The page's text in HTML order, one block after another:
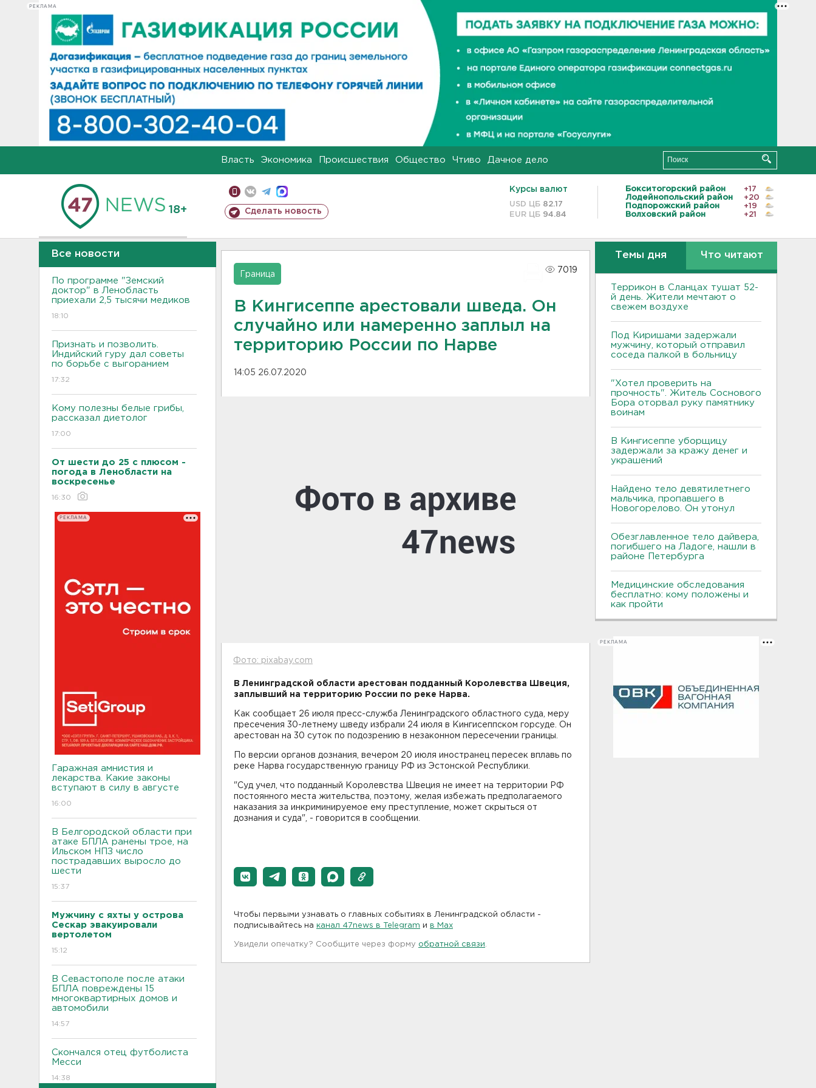
РЕКЛАМА
Власть Экономика Происшествия Общество Чтиво Дачное дело
18+ Сделать новость
Курсы валют
USD ЦБ 82.17
EUR ЦБ 94.84
Бокситогорский район
+17
Лодейнопольский район
+20
Подпорожский район
+19
Волховский район
+21
Все новости
По программе "Земский
доктор" в Ленобласть
приехали 2,5 тысячи медиков
18:10
Признать и позволить.
Индийский гуру дал советы
по борьбе с выгоранием
17:32
Кому полезны белые грибы,
рассказал диетолог
17:00
От шести до 25 с плюсом -
погода в Ленобласти на
воскресенье
16:30
РЕКЛАМА
Гаражная амнистия и
лекарства. Какие законы
вступают в силу в августе
16:00
В Белгородской области при
атаке БПЛА ранены трое, на
Ильском НПЗ число
пострадавших выросло до
шести
15:37
Мужчину с яхты у острова
Сескар эвакуировали
вертолетом
15:12
В Севастополе после атаки
БПЛА повреждены 15
многоквартирных домов и
автомобили
14:57
Скончался отец футболиста
Месси
14:38
Граница
7019
В Кингисеппе арестовали шведа. Он
случайно или намеренно заплыл на
территорию России по Нарве
14:05 26.07.2020
Фото: pixabay.com
В Ленинградской области арестован подданный Королевства Швеция,
заплывший на территорию России по реке Нарва.
Как сообщает 26 июля пресс-служба Ленинградского областного суда, меру
пресечения 30-летнему шведу избрали 24 июля в Кингисеппском горсуде. Он
арестован на 30 суток по подозрению в незаконном пересечении границы.
По версии органов дознания, вечером 20 июля иностранец пересек вплавь по
реке Нарва государственную границу РФ из Эстонской Республики.
"Суд учел, что подданный Королевства Швеция не имеет на территории РФ
постоянного места жительства, поэтому, желая избежать предполагаемого
наказания за инкриминируемое ему преступление, может скрыться от
дознания и суда", - говорится в сообщении.
Чтобы первыми узнавать о главных событиях в Ленинградской области -
подписывайтесь на канал 47news в Telegram и в Maх
Увидели опечатку? Сообщите через форму обратной связи
Темы дня Что читают
Террикон в Сланцах тушат 52-
й день. Жители мечтают о
свежем воздухе
Под Киришами задержали
мужчину, который отправил
соседа палкой в больницу
"Хотел проверить на
прочность". Житель Соснового
Бора оторвал руку памятнику
воинам
В Кингисеппе уборщицу
задержали за кражу денег и
украшений
Найдено тело девятилетнего
мальчика, пропавшего в
Новогорелово. Он утонул
Обезглавленное тело дайвера,
погибшего на Ладоге, нашли в
районе Петербурга
Медицинские обследования
бесплатно: кому положены и
как пройти
РЕКЛАМА